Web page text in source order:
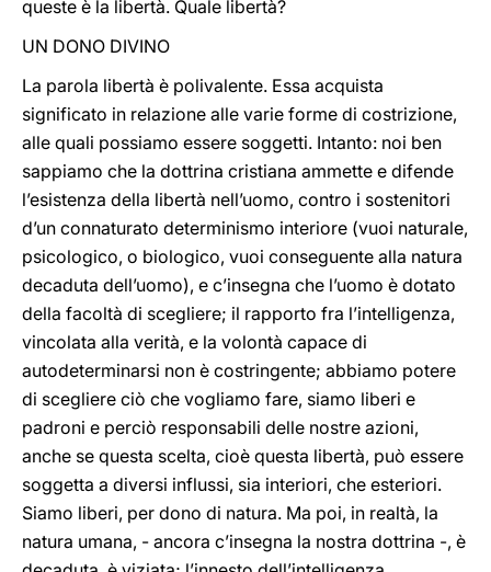
queste è la libertà. Quale libertà?
UN DONO DIVINO
La parola libertà è polivalente. Essa acquista
significato in relazione alle varie forme di costrizione,
alle quali possiamo essere soggetti. Intanto: noi ben
sappiamo che la dottrina cristiana ammette e difende
l’esistenza della libertà nell’uomo, contro i sostenitori
d’un connaturato determinismo interiore (vuoi naturale,
psicologico, o biologico, vuoi conseguente alla natura
decaduta dell’uomo), e c’insegna che l’uomo è dotato
della facoltà di scegliere; il rapporto fra l’intelligenza,
vincolata alla verità, e la volontà capace di
autodeterminarsi non è costringente; abbiamo potere
di scegliere ciò che vogliamo fare, siamo liberi e
padroni e perciò responsabili delle nostre azioni,
anche se questa scelta, cioè questa libertà, può essere
soggetta a diversi influssi, sia interiori, che esteriori.
Siamo liberi, per dono di natura. Ma poi, in realtà, la
natura umana, - ancora c’insegna la nostra dottrina -, è